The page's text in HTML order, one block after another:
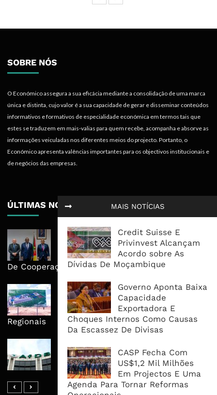
MAIS NOTÍCIAS
Credit Suisse E
Privinvest Alcançam
Acordo sobre As
Dívidas De Moçambique
Governo Aponta Baixa
Capacidade
Exportadora E
Choques Internos Como Causas
Da Escassez De Divisas
CASP Fecha Com
US$1,2 Mil Milhões
Em Projectos E Uma
Agenda Para Tornar Reformas
SOBRE NÓS
O Económico assegura a sua eficácia mediante a consolidação de uma marca
única e distinta, cujo valor é a sua capacidade de gerar e disseminar conteúdos
informativos e formativos de especialidade económica em termos tais que
estes se traduzem em mais-valias para quem recebe, acompanha e absorve as
informações veiculadas nos diferentes meios do projecto. Portanto, o
Económico apresenta valências importantes para os objectivos institucionais e
de negócios das empresas.
ÚLTIMAS NOTÍCIAS
Moçambique E ECA Colocam
Emprego, Industrialização E
Execução No Centro Da Nova Agenda
De Cooperação
Nova Capacidade Cimenteira Coloca
Moçambique No Caminho Da Auto-
Suficiência E Das Exportações
Regionais
Acelera Ligação Da Zâmbia Ao
Corredor Do Lobito